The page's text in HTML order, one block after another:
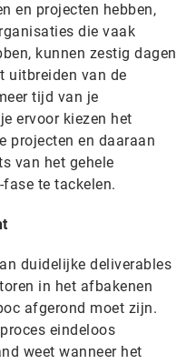
en projecten hebben,
die vaak
kunnen zestig dagen
uitbreiden van de
tijd van je
ervoor kiezen het
projecten en daaraan
van het gehele
te tackelen.
duidelijke deliverables
in het afbakenen
afgerond moet zijn.
eindeloos
weet wanneer het